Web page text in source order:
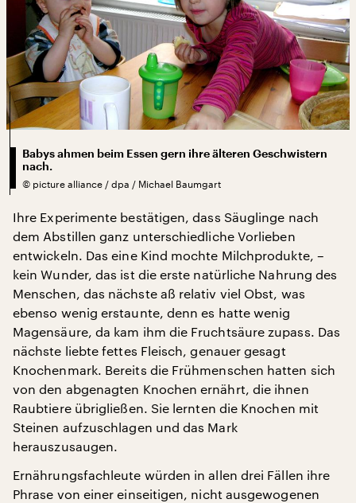
Babys ahmen beim Essen gern ihre älteren Geschwistern
nach.
© picture alliance / dpa / Michael Baumgart
Ihre Experimente bestätigen, dass Säuglinge nach
dem Abstillen ganz unterschiedliche Vorlieben
entwickeln. Das eine Kind mochte Milchprodukte, –
kein Wunder, das ist die erste natürliche Nahrung des
Menschen, das nächste aß relativ viel Obst, was
ebenso wenig erstaunte, denn es hatte wenig
Magensäure, da kam ihm die Fruchtsäure zupass. Das
nächste liebte fettes Fleisch, genauer gesagt
Knochenmark. Bereits die Frühmenschen hatten sich
von den abgenagten Knochen ernährt, die ihnen
Raubtiere übrigließen. Sie lernten die Knochen mit
Steinen aufzuschlagen und das Mark
herauszusaugen.
Ernährungsfachleute würden in allen drei Fällen ihre
Phrase von einer einseitigen, nicht ausgewogenen